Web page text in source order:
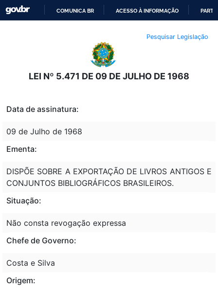
O
CONTEÚDO
COMUNICA BR ACESSO À INFORMAÇÃO
Pesquisar Legislação
LEI Nº 5.471 DE 09 DE JULHO DE 1968
Data de assinatura:
09 de Julho de 1968
Ementa:
DISPÕE SOBRE A EXPORTAÇÃO DE LIVROS ANTIGOS E
CONJUNTOS BIBLIOGRÁFICOS BRASILEIROS.
Situação:
Não consta revogação expressa
Chefe de Governo:
Costa e Silva
Origem: